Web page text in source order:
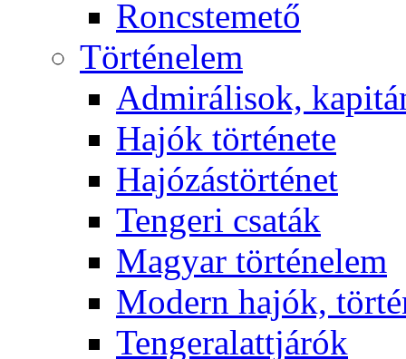
Roncstemető
Történelem
Admirálisok,
Hajók története
Hajózástörténet
Tengeri csaták
Magyar történelem
Modern hajók,
Tengeralattjárók